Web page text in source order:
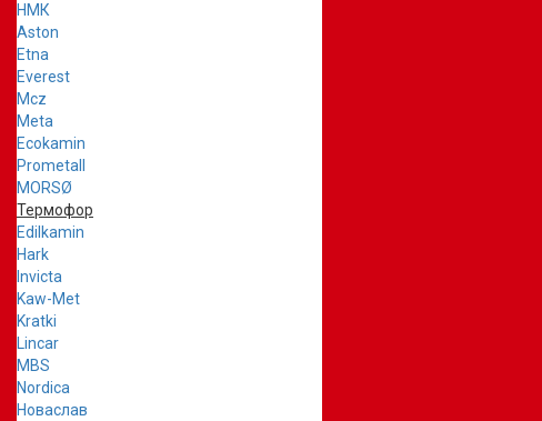
НМК
Aston
Etna
Everest
Mcz
Meta
Ecokamin
Prometall
MORSØ
Термофор
Edilkamin
Hark
Invicta
Kaw-Met
Kratki
Lincar
MBS
Nordica
Новаслав